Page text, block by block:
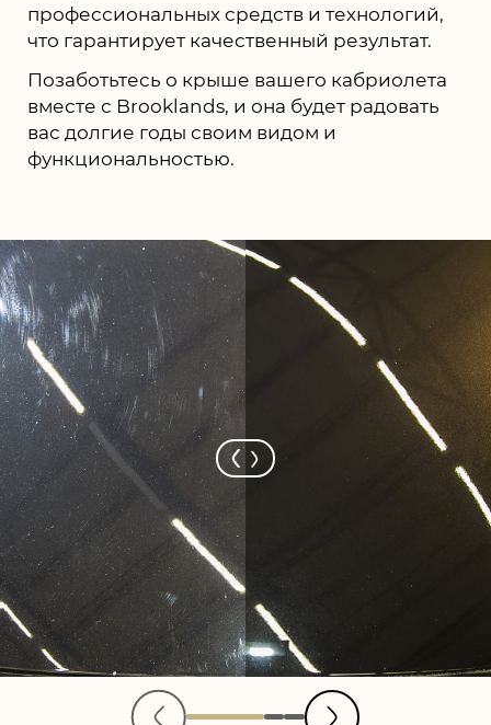
профессиональных средств и технологий,
что гарантирует качественный результат.
Позаботьтесь о крыше вашего кабриолета
вместе с Brooklands, и она будет радовать
вас долгие годы своим видом и
функциональностью.